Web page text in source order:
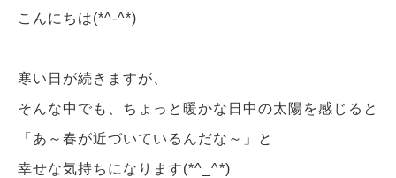
こんにちは(*^-^*)
寒い日が続きますが、
そんな中でも、ちょっと暖かな日中の太陽を感じると
「あ～春が近づいているんだな～」と
幸せな気持ちになります(*^_^*)